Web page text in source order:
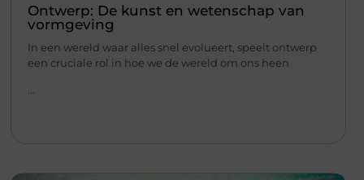
Ontwerp: De kunst en wetenschap van
vormgeving
In een wereld waar alles snel evolueert, speelt ontwerp
een cruciale rol in hoe we de wereld om ons heen
...